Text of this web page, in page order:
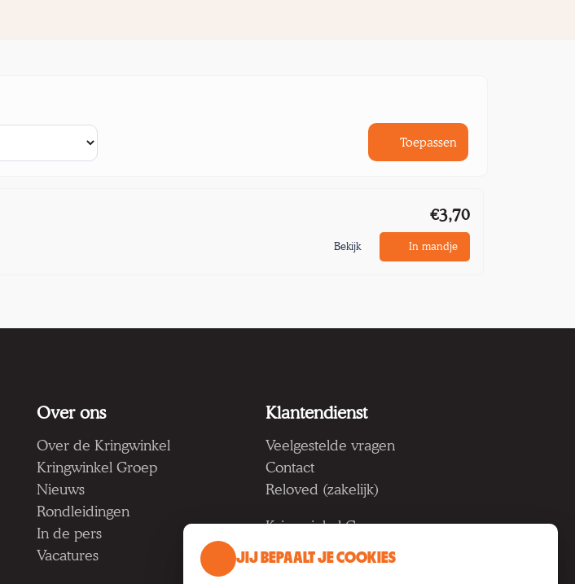
Toepassen
€3,70
Bekijk In mandje
Over ons
Over de Kringwinkel
Kringwinkel Groep
Nieuws
Rondleidingen
In de pers
Vacatures
Klantendienst
Veelgestelde vragen
Contact
Reloved (zakelijk)
Kringwinkel Groep vzw
Koning Albertlaan 124, 9000
JIJ BEPAALT JE COOKIES